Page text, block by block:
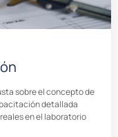
sobre el concepto de
detallada
en el laboratorio